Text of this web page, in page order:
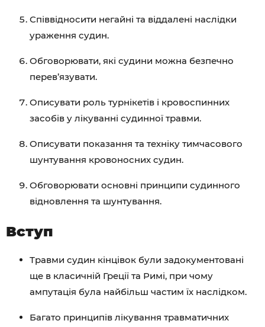
Співвідносити негайні та віддалені наслідки
ураження судин.
Обговорювати, які судини можна безпечно
перев’язувати.
Описувати роль турнікетів і кровоспинних
засобів у лікуванні судинної травми.
Описувати показання та техніку тимчасового
шунтування кровоносних судин.
Обговорювати основні принципи судинного
відновлення та шунтування.
Вступ
Травми судин кінцівок були задокументовані
ще в класичній Греції та Римі, при чому
ампутація була найбільш частим їх наслідком.
Багато принципів лікування травматичних